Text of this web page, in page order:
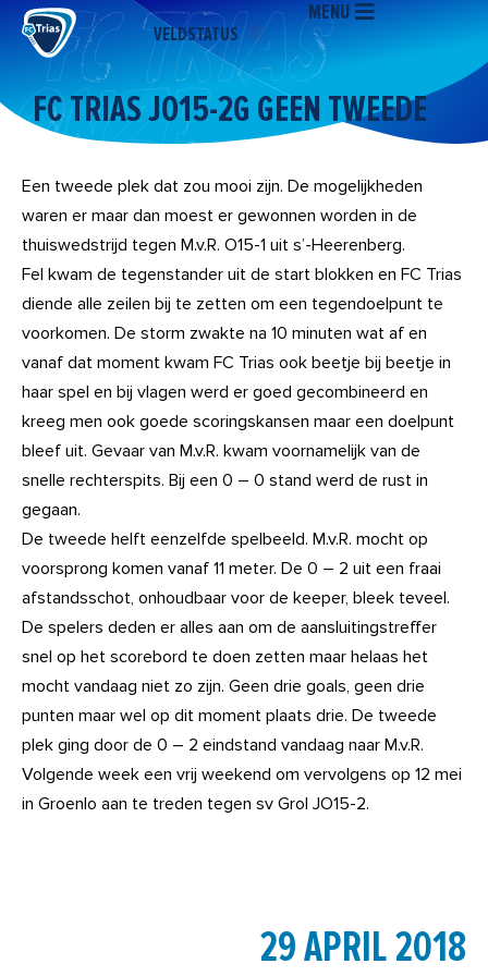
naar
inhoud
VELDSTATUS
MENU
FC TRIAS JO15-2G GEEN TWEEDE
Een tweede plek dat zou mooi zijn. De mogelijkheden
waren er maar dan moest er gewonnen worden in de
thuiswedstrijd tegen M.v.R. O15-1 uit s’-Heerenberg.
Fel kwam de tegenstander uit de start blokken en FC Trias
diende alle zeilen bij te zetten om een tegendoelpunt te
voorkomen. De storm zwakte na 10 minuten wat af en
vanaf dat moment kwam FC Trias ook beetje bij beetje in
haar spel en bij vlagen werd er goed gecombineerd en
kreeg men ook goede scoringskansen maar een doelpunt
bleef uit. Gevaar van M.v.R. kwam voornamelijk van de
snelle rechterspits. Bij een 0 – 0 stand werd de rust in
gegaan.
De tweede helft eenzelfde spelbeeld. M.v.R. mocht op
voorsprong komen vanaf 11 meter. De 0 – 2 uit een fraai
afstandsschot, onhoudbaar voor de keeper, bleek teveel.
De spelers deden er alles aan om de aansluitingstreffer
snel op het scorebord te doen zetten maar helaas het
mocht vandaag niet zo zijn. Geen drie goals, geen drie
punten maar wel op dit moment plaats drie. De tweede
plek ging door de 0 – 2 eindstand vandaag naar M.v.R.
Volgende week een vrij weekend om vervolgens op 12 mei
in Groenlo aan te treden tegen sv Grol JO15-2.
29 APRIL 2018